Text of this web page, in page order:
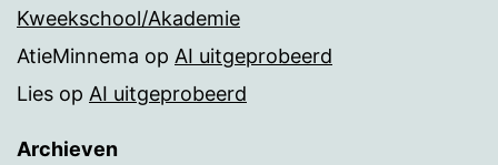
Kweekschool/Akademie
AtieMinnema op AI uitgeprobeerd
Lies op AI uitgeprobeerd
Archieven